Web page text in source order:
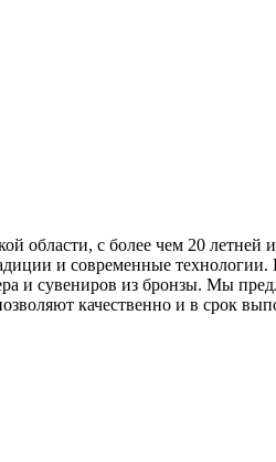
с более чем 20 летней
и современные
и сувениров из бронзы. Мы
качественно и в срок